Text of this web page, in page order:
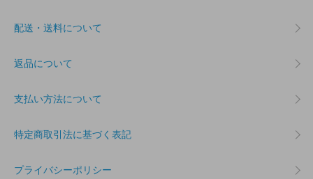
配送・送料について
返品について
支払い方法について
特定商取引法に基づく表記
プライバシーポリシー